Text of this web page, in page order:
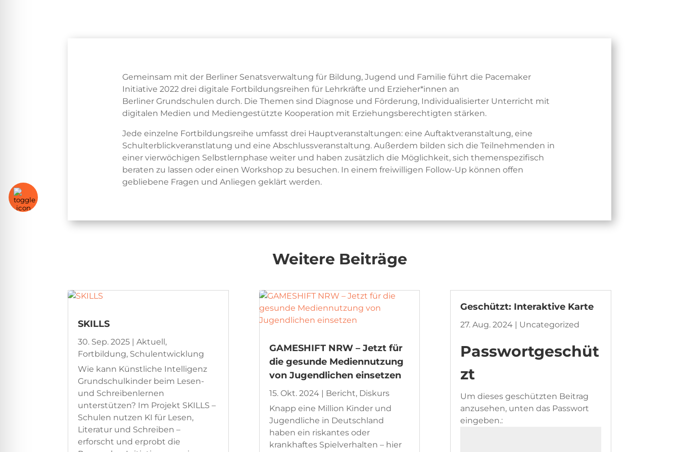
Gemeinsam mit der Berliner Senatsverwaltung für Bildung, Jugend und Familie führt die Pacemaker
Initiative 2022 drei digitale Fortbildungsreihen für Lehrkräfte und Erzieher*innen an
Berliner Grundschulen durch. Die Themen sind Diagnose und Förderung, Individualisierter Unterricht mit
digitalen Medien und Mediengestützte Kooperation mit Erziehungsberechtigten stärken.
Jede einzelne Fortbildungsreihe umfasst drei Hauptveranstaltungen: eine Auftaktveranstaltung, eine
Schulterblickveranstlatung und eine Abschlussveranstaltung. Außerdem bilden sich die Teilnehmenden in
einer vierwöchigen Selbstlernphase weiter und haben zusätzlich die Möglichkeit, sich themenspezifisch
beraten zu lassen oder einen Workshop zu besuchen. In einem freiwilligen Follow-Up können offen
gebliebene Fragen und Anliegen geklärt werden.
Weitere Beiträge
SKILLS
30. Sep. 2025 |Aktuell ,
Fortbildung, Schulentwicklung
Wie kann Künstliche Intelligenz
Grundschulkinder beim Lesen-
und Schreibenlernen
unterstützen? Im Projekt SKILLS –
Schulen nutzen KI für Lesen,
Literatur und Schreiben –
erforscht und erprobt die
GAMESHIFT NRW – Jetzt für
die gesunde Mediennutzung
von Jugendlichen einsetzen
15. Okt. 2024| Bericht, Diskurs
Knapp eine Million Kinder und
Jugendliche in Deutschland
haben ein riskantes oder
krankhaftes Spielverhalten – hier
Geschützt: Interaktive Karte
27. Aug. 2024| Uncategorized
Passwortgeschüt
zt
Um dieses geschützten Beitrag
anzusehen, unten das Passwort
eingeben.: